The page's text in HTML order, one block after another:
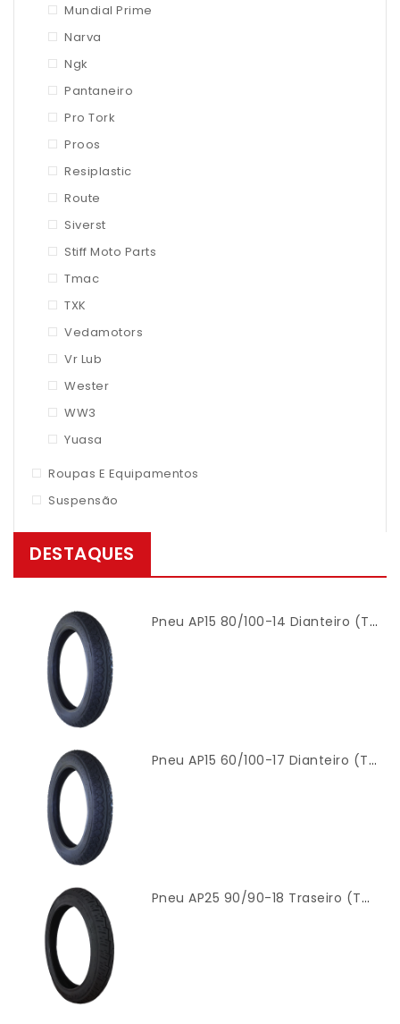
Mundial Prime
Narva
Ngk
Pantaneiro
Pro Tork
Proos
Resiplastic
Route
Siverst
Stiff Moto Parts
Tmac
TXK
Vedamotors
Vr Lub
Wester
WW3
Yuasa
Roupas E Equipamentos
Suspensão
DESTAQUES
Pneu AP15 80/100-14 Dianteiro (TT) Modelo Mandrake – Cinborg
Pneu AP15 60/100-17 Dianteiro (TT) Modelo Mandrake – Cinborg
Pneu AP25 90/90-18 Traseiro (TT) Modelo Titan 2000 – Cinborg